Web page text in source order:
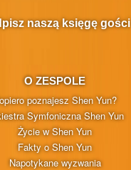
O ZESPOLE
poznajesz Shen Yun?
Symfoniczna Shen Yun
Życie w Shen Yun
Fakty o Shen Yun
Napotykane wyzwania
naszą księgę gości